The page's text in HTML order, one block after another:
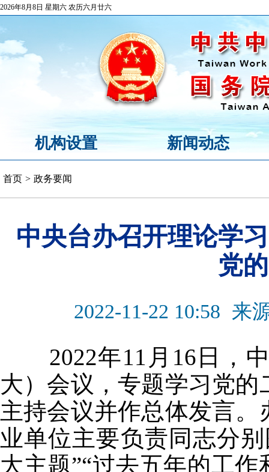
2026年8月8日 星期六 农历六月廿六
机构设置 新闻动态
首页 > 政务要闻
中央台办召开理论学
党
2022-11-22 10:58 来
2022年11月16日，中
大）会议，专题学习党
主持会议并作总体发言
业单位主要负责同志分
大主题”“过去五年的工